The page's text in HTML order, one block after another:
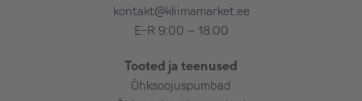
– Külmaaine lisamine (standard pikkuse
ulatuses on seadmed eeltäidetud) Külmaaine
– Tõstuki kasutamine
– Teemantpuurimine – armeeritud betoon,
kontakt@kliimamarket.ee
E-R 9:00 – 18:00
Tooted ja teenused
Õhksoojuspumbad